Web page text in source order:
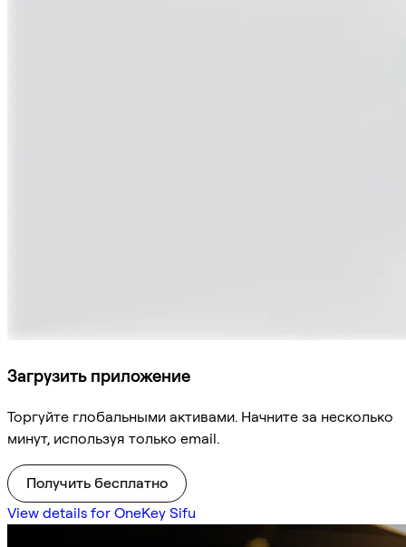
Загрузить приложение
Торгуйте глобальными активами. Начните за несколько
минут, используя только email.
Получить бесплатно
View details for OneKey Sifu